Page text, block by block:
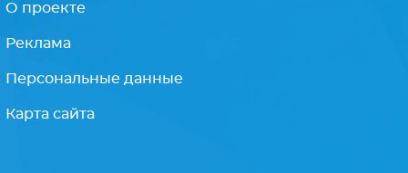
О проекте
Реклама
Персональные данные
Карта сайта